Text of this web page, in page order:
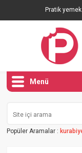
Pratik
Menü
Popüler Aramalar :